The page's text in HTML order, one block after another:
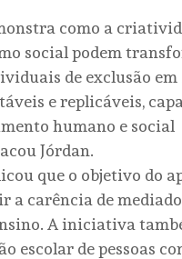
como a
social podem
de exclusão em
e replicáveis,
humano e social
Jórdan.
que o objetivo do
a carência de
A iniciativa
escolar de pessoas